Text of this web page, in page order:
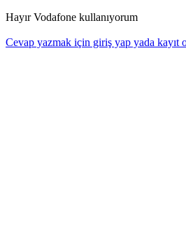
Hayır Vodafone kullanıyorum
Cevap yazmak için giriş yap yada kayıt